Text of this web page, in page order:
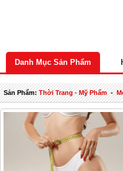
Danh Mục Sản Phẩm
Sản Phẩm:Thời Trang - Mỹ Phẩm-